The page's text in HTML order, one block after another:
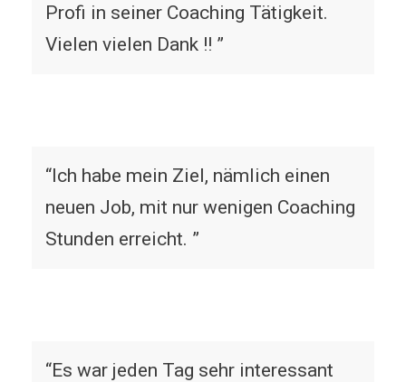
Profi in seiner Coaching Tätigkeit.
Vielen vielen Dank !! ”
“Ich habe mein Ziel, nämlich einen
neuen Job, mit nur wenigen Coaching
Stunden erreicht. ”
“Es war jeden Tag sehr interessant